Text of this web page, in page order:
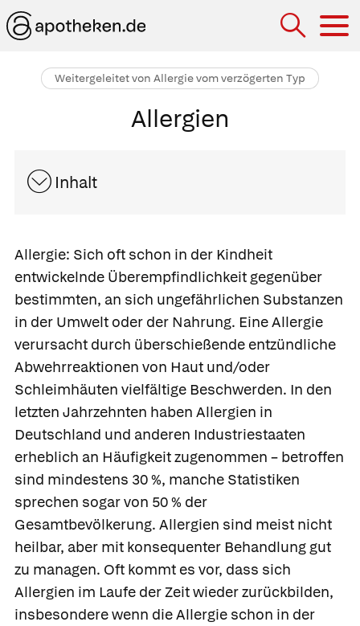
Weitergeleitet von Allergie vom verzögerten Typ
Allergien
Inhalt
Allergie: Sich oft schon in der Kindheit
entwickelnde Überempfindlichkeit gegenüber
bestimmten, an sich ungefährlichen Substanzen
in der Umwelt oder der Nahrung. Eine Allergie
verursacht durch überschießende entzündliche
Abwehrreaktionen von Haut und/oder
Schleimhäuten vielfältige Beschwerden. In den
letzten Jahrzehnten haben Allergien in
Deutschland und anderen Industriestaaten
erheblich an Häufigkeit zugenommen – betroffen
sind mindestens 30 %, manche Statistiken
sprechen sogar von 50 % der
Gesamtbevölkerung. Allergien sind meist nicht
heilbar, aber mit konsequenter Behandlung gut
zu managen. Oft kommt es vor, dass sich
Allergien im Laufe der Zeit wieder zurückbilden,
insbesondere wenn die Allergie schon in der